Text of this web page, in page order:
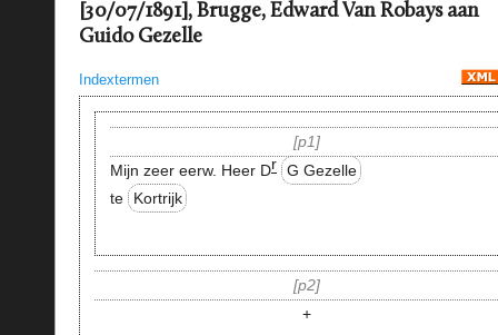
[30/07/1891], Brugge, Edward Van Robays aan
Guido Gezelle
Indextermen
p1
Mijn zeer eerw. Heer Dr G Gezelle
te
Kortrijk
p2
+